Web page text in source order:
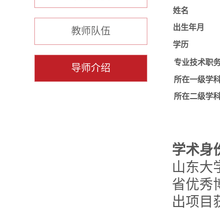
教师队伍
导师介绍
姓名
出生年月
学历
专业技术职
所在一级学
所在二级学
学术身
山东大
省优秀
出项目